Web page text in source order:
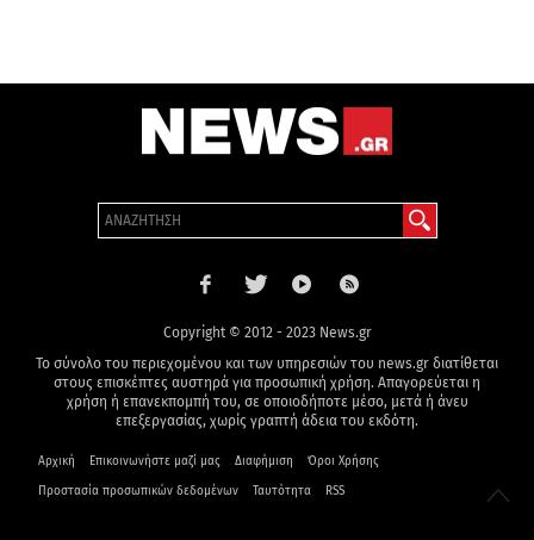
Copyright © 2012 - 2023 News.gr
Το σύνολο του περιεχομένου και των υπηρεσιών του news.gr διατίθεται
στους επισκέπτες αυστηρά για προσωπική χρήση. Απαγορεύεται η
χρήση ή επανεκπομπή του, σε οποιοδήποτε μέσο, μετά ή άνευ
επεξεργασίας, χωρίς γραπτή άδεια του εκδότη.
Αρχική Επικοινωνήστε μαζί μας Διαφήμιση Όροι Χρήσης
Προστασία προσωπικών δεδομένων Ταυτότητα RSS